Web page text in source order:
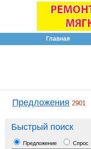
Главная
Предложения 2901
Быстрый поиск
Предложение Спрос